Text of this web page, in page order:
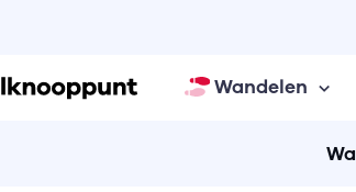
Wandelen